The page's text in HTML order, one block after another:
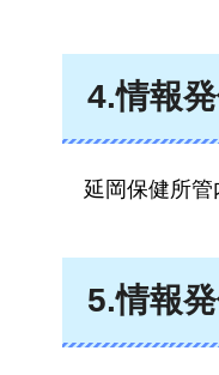
4.情報
延岡保健所管
5.情報